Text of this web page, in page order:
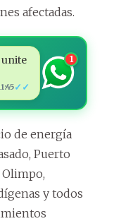
afectadas.
unite
✓✓
1
de energía
Puerto
Olimpo,
y todos